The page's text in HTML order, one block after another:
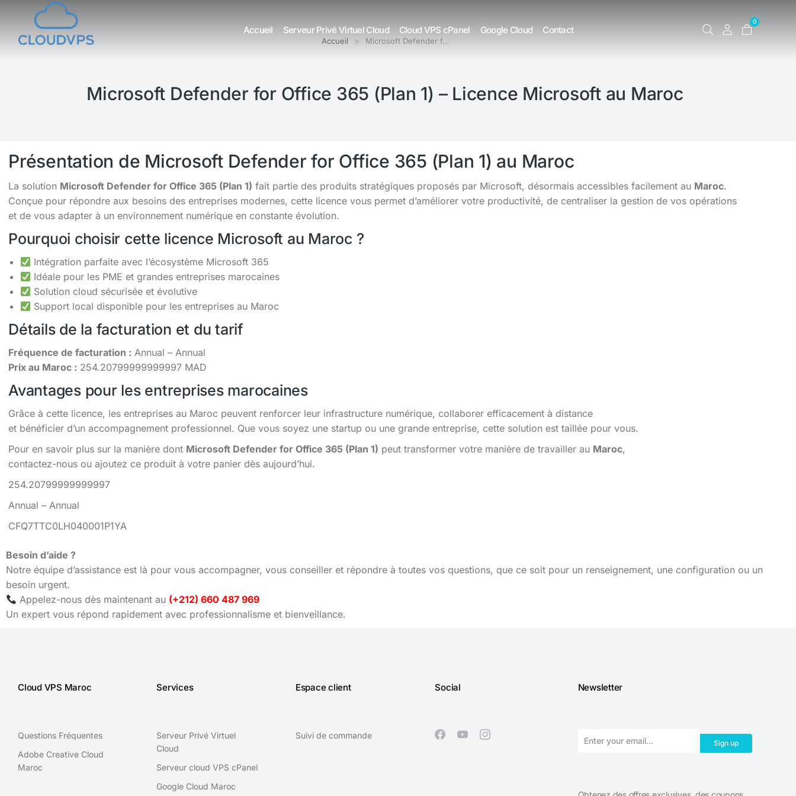
Accueil Serveur Privé Virtuel Cloud Cloud VPS cPanel Google Cloud Contact
0
Vous êtes ici : Accueil Microsoft Defender f…
Microsoft Defender for Office 365 (Plan 1) – Licence Microsoft au Maroc
Présentation de Microsoft Defender for Office 365 (Plan 1) au Maroc
La solution Microsoft Defender for Office 365 (Plan 1) fait partie des produits stratégiques proposés par Microsoft, désormais accessibles facilement au Maroc.
Conçue pour répondre aux besoins des entreprises modernes, cette licence vous permet d’améliorer votre productivité, de centraliser la gestion de vos opérations
et de vous adapter à un environnement numérique en constante évolution.
Pourquoi choisir cette licence Microsoft au Maroc ?
Intégration parfaite avec l’écosystème Microsoft 365
Idéale pour les PME et grandes entreprises marocaines
Solution cloud sécurisée et évolutive
Support local disponible pour les entreprises au Maroc
Détails de la facturation et du tarif
Fréquence de facturation : Annual – Annual
Prix au Maroc : 254.20799999999997 MAD
Avantages pour les entreprises marocaines
Grâce à cette licence, les entreprises au Maroc peuvent renforcer leur infrastructure numérique, collaborer efficacement à distance
et bénéficier d’un accompagnement professionnel. Que vous soyez une startup ou une grande entreprise, cette solution est taillée pour vous.
Pour en savoir plus sur la manière dont Microsoft Defender for Office 365 (Plan 1) peut transformer votre manière de travailler au Maroc,
contactez-nous ou ajoutez ce produit à votre panier dès aujourd’hui.
254.20799999999997
Annual – Annual
CFQ7TTC0LH040001P1YA
Besoin d’aide ?
Notre équipe d’assistance est là pour vous accompagner, vous conseiller et répondre à toutes vos questions, que ce soit pour un renseignement, une configuration ou un
besoin urgent.
Appelez-nous dès maintenant au (+212) 660 487 969
Un expert vous répond rapidement avec professionnalisme et bienveillance.
Cloud VPS Maroc
Questions Fréquentes
Adobe Creative Cloud
Maroc
Services
Serveur Privé Virtuel
Cloud
Serveur cloud VPS cPanel
Google Cloud Maroc
Espace client
Suivi de commande
Social Newsletter
Sign up